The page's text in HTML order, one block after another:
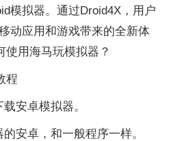
模拟器。通过Droid4X，用户
动应用和游戏带来的全新体
使用海马玩模拟器？
程
安卓模拟器。
安卓，和一般程序一样。